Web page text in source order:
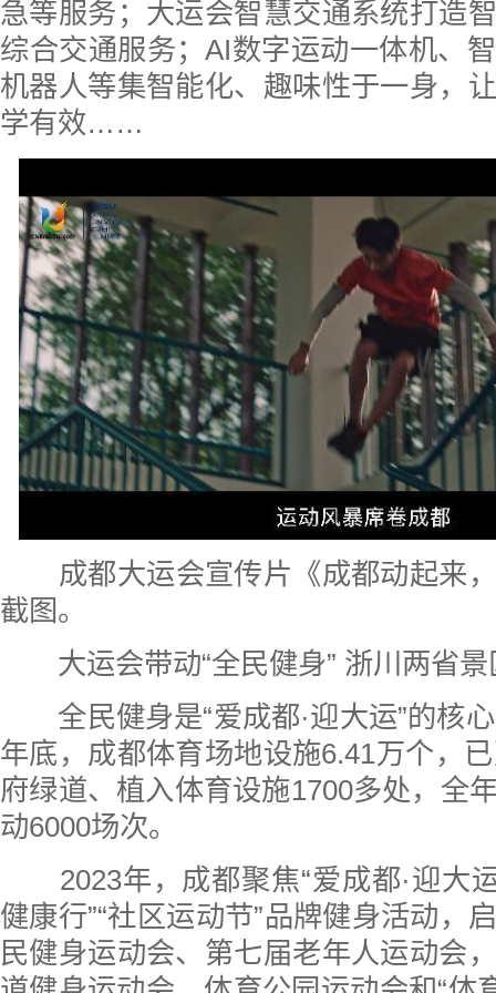
急等服务；大运会智慧交通系统打造
综合交通服务；AI数字运动一体机、
机器人等集智能化、趣味性于一身，
学有效……
成都大运会宣传片《成都动起来
截图。
大运会带动“全民健身” 浙川两省景
全民健身是“爱成都·迎大运”的核
年底，成都体育场地设施6.41万个，
府绿道、植入体育设施1700多处，全
动6000场次。
2023年，成都聚焦“爱成都·迎大
健康行”“社区运动节”品牌健身活动，
民健身运动会、第七届老年人运动会